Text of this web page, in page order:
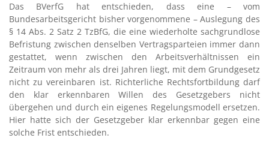
Das BVerfG hat entschieden, dass eine – vom
Bundesarbeitsgericht bisher vorgenommene – Auslegung des
§ 14 Abs. 2 Satz 2 TzBfG, die eine wiederholte sachgrundlose
Befristung zwischen denselben Vertragsparteien immer dann
gestattet, wenn zwischen den Arbeitsverhältnissen ein
Zeitraum von mehr als drei Jahren liegt, mit dem Grundgesetz
nicht zu vereinbaren ist. Richterliche Rechtsfortbildung darf
den klar erkennbaren Willen des Gesetzgebers nicht
übergehen und durch ein eigenes Regelungsmodell ersetzen.
Hier hatte sich der Gesetzgeber klar erkennbar gegen eine
solche Frist entschieden.